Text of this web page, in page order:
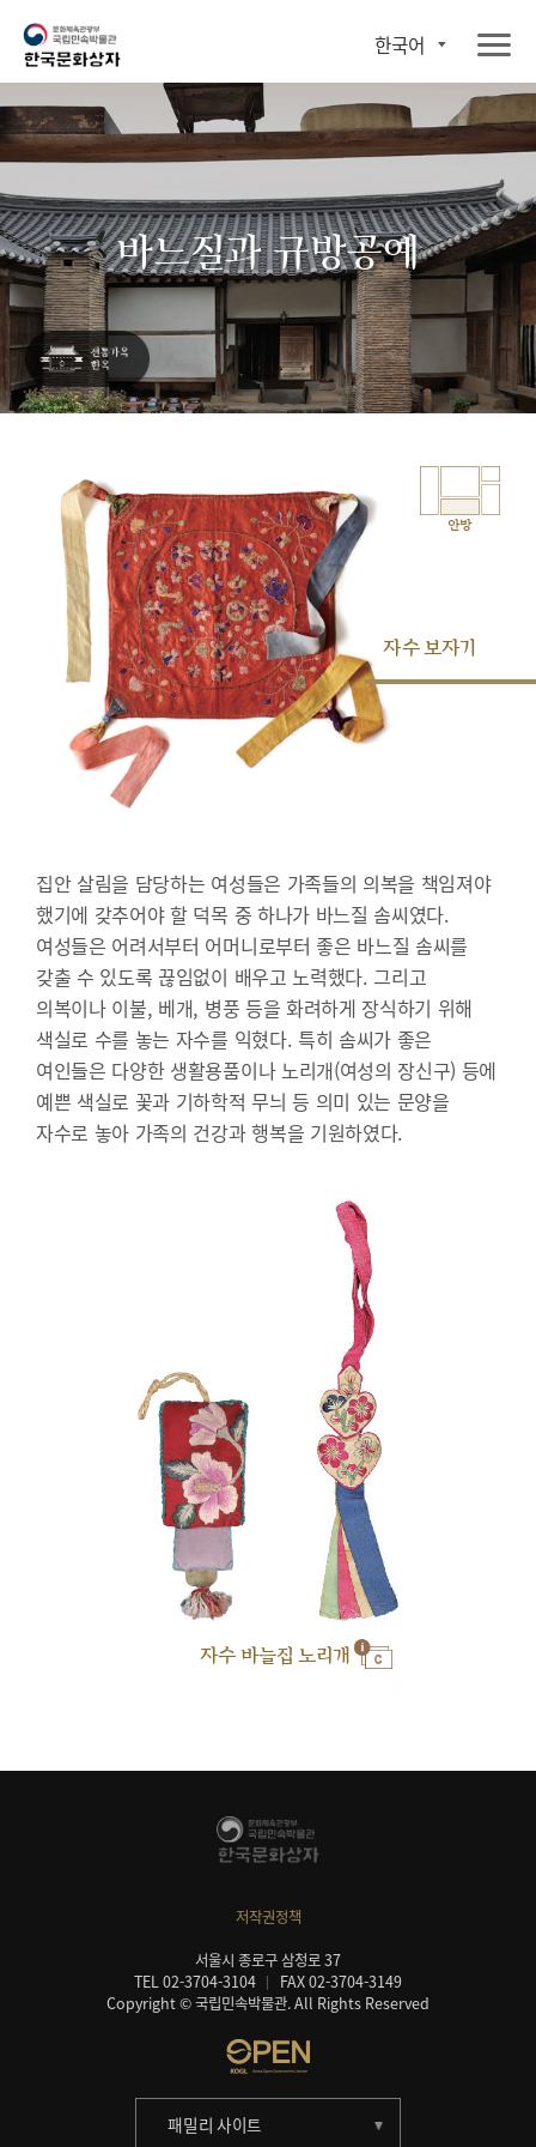
한국어
바느질과 규방공예
안방
자수 보자기
집안 살림을 담당하는 여성들은 가족들의 의복을 책임져야
했기에 갖추어야 할 덕목 중 하나가 바느질 솜씨였다.
여성들은 어려서부터 어머니로부터 좋은 바느질 솜씨를
갖출 수 있도록 끊임없이 배우고 노력했다. 그리고
의복이나 이불, 베개, 병풍 등을 화려하게 장식하기 위해
색실로 수를 놓는 자수를 익혔다. 특히 솜씨가 좋은
여인들은 다양한 생활용품이나 노리개(여성의 장신구) 등에
예쁜 색실로 꽃과 기하학적 무늬 등 의미 있는 문양을
자수로 놓아 가족의 건강과 행복을 기원하였다.
자수 바늘집 노리개
저작권정책
서울시 종로구 삼청로 37
TEL 02-3704-3104
FAX 02-3704-3149
Copyright © 국립민속박물관. All Rights Reserved
패밀리 사이트